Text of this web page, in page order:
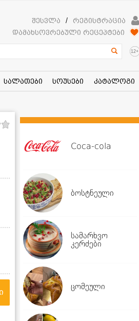
შესვლა /
რეგისტრაცია
დამახსოვრებული რეცეპტები
12+
სალათები სოუსები კატალოგი
Coca-cola
ბოსტნეული
სამარხვო
კერძები
ცომეული